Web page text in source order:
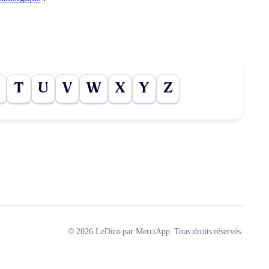
T U V W X Y Z
© 2026 LeDico par MerciApp. Tous droits réservés.